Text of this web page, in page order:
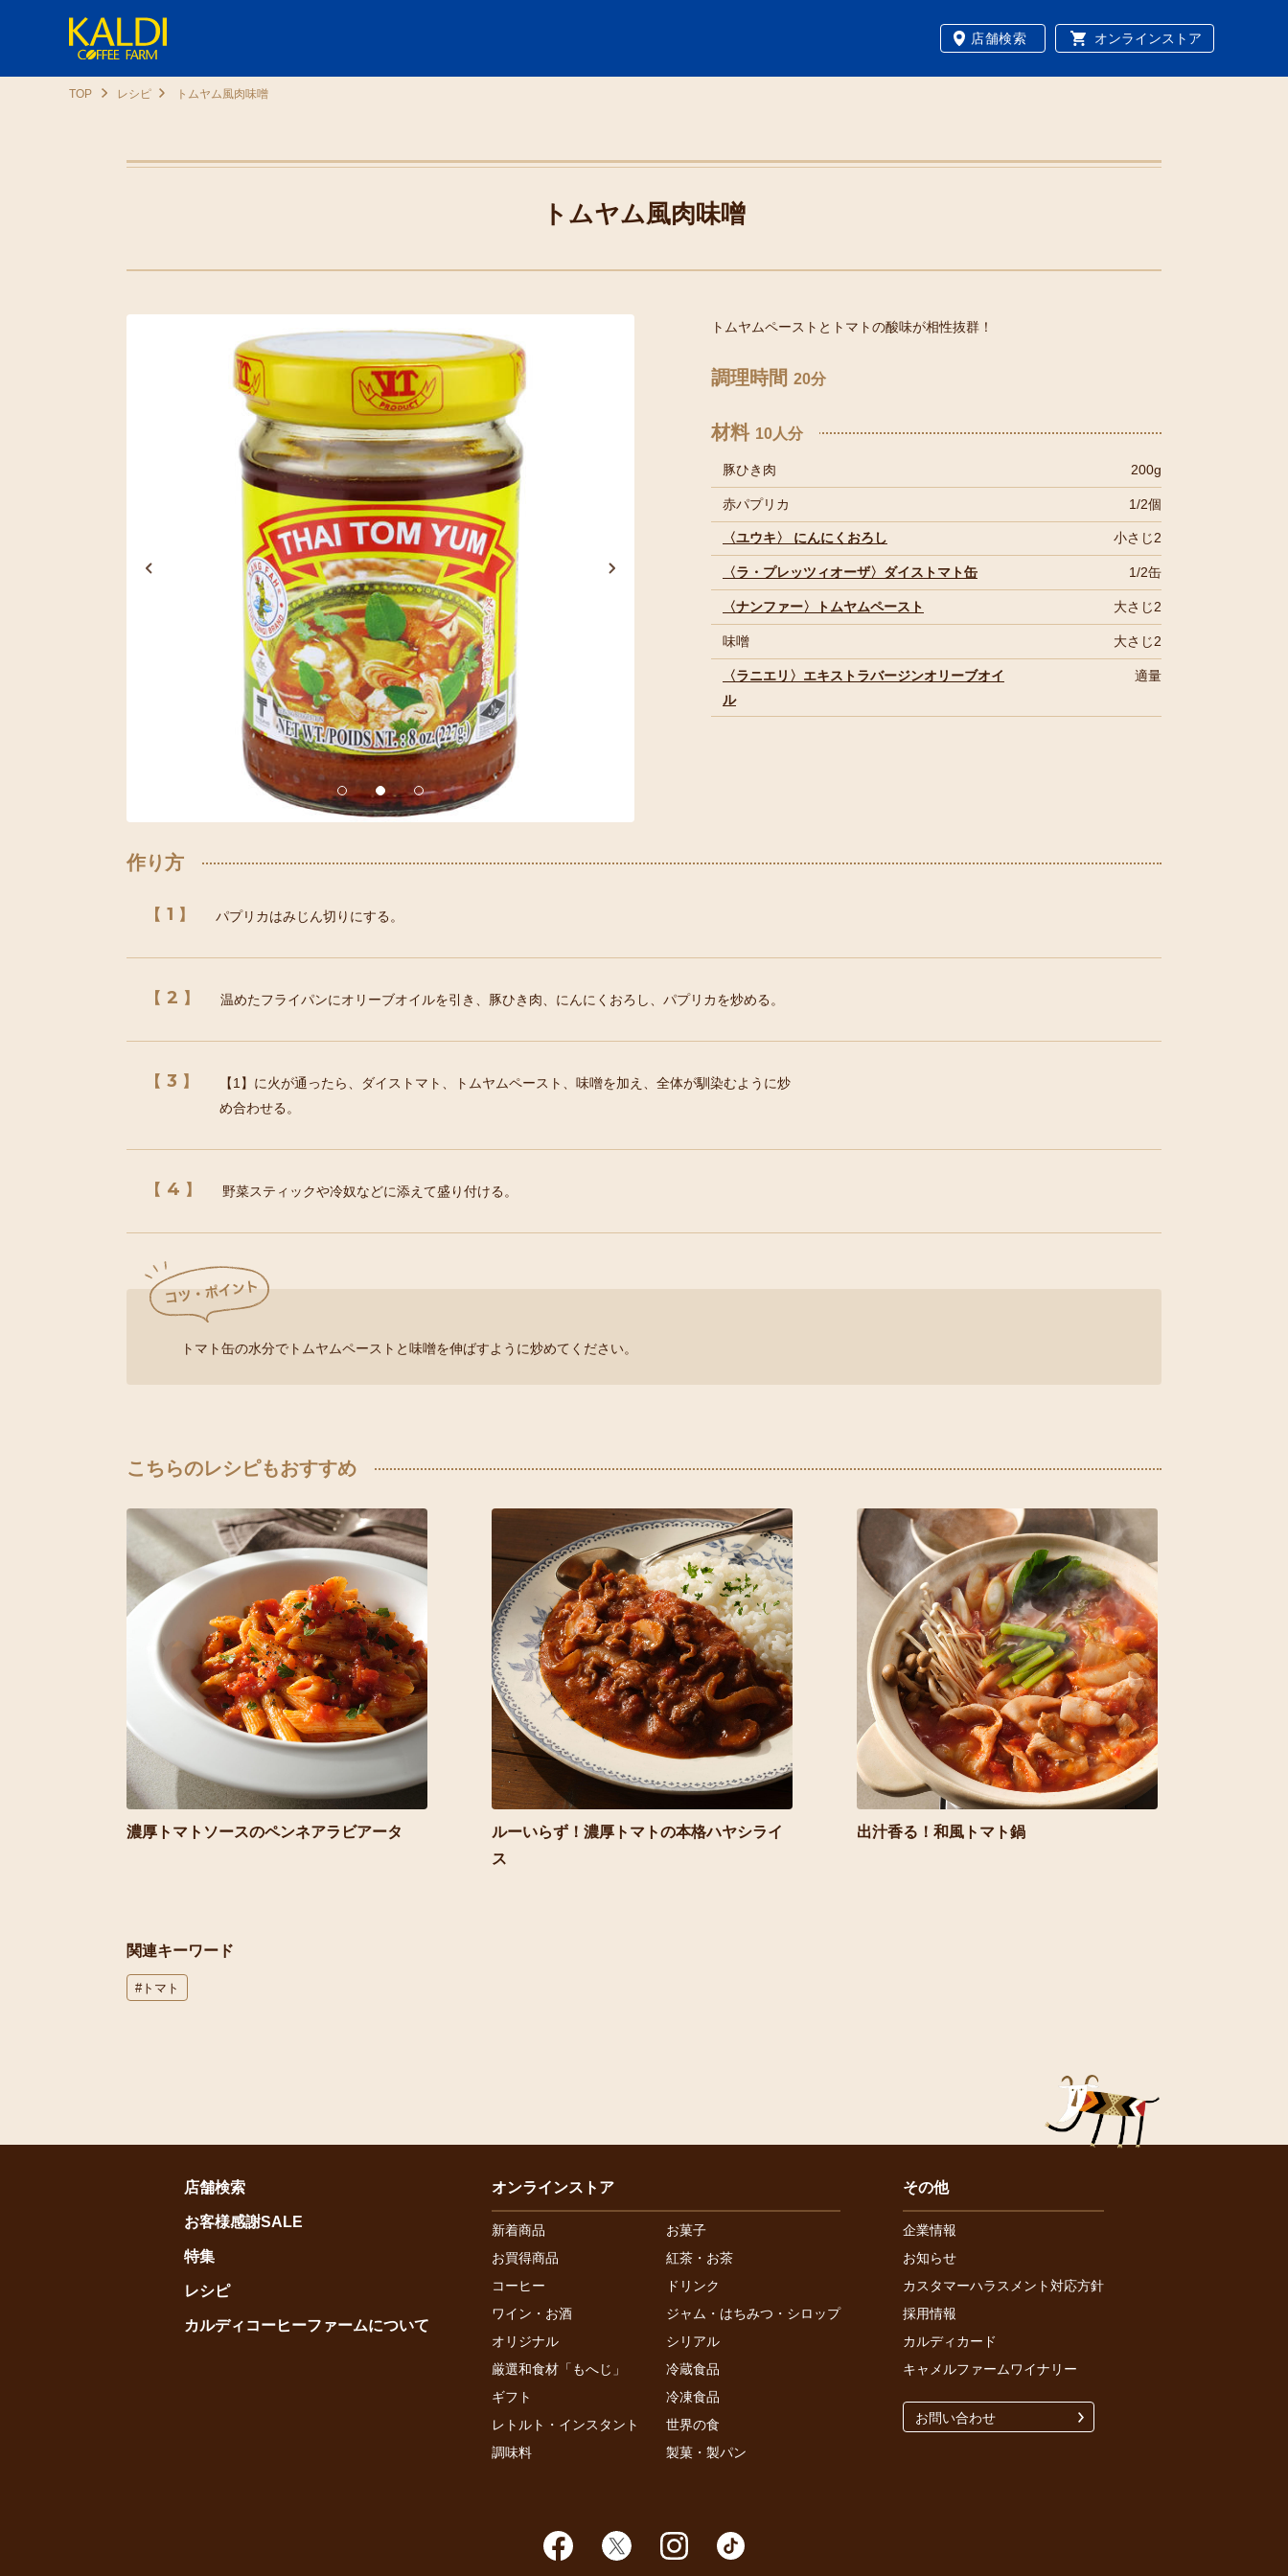
店舗検索 オンラインストア
TOP レシピ トムヤム風肉味噌
トムヤム風肉味噌
トムヤムペーストとトマトの酸味が相性抜群！
調理時間 20分
材料 10人分
豚ひき肉 200g
赤パプリカ 1/2個
〈ユウキ〉 にんにくおろし 小さじ2
〈ラ・プレッツィオーザ〉ダイストマト缶 1/2缶
〈ナンファー〉トムヤムペースト 大さじ2
味噌 大さじ2
〈ラニエリ〉エキストラバージンオリーブオイ
ル
適量
作り方
1 パプリカはみじん切りにする。
2 温めたフライパンにオリーブオイルを引き、豚ひき肉、にんにくおろし、パプリカを炒める。
3
【1】に火が通ったら、ダイストマト、トムヤムペースト、味噌を加え、全体が馴染むように炒
め合わせる。
4 野菜スティックや冷奴などに添えて盛り付ける。
トマト缶の水分でトムヤムペーストと味噌を伸ばすように炒めてください。
こちらのレシピもおすすめ
濃厚トマトソースのペンネアラビアータ
ルーいらず！濃厚トマトの本格ハヤシライ
ス
出汁香る！和風トマト鍋
関連キーワード
#トマト
店舗検索
お客様感謝SALE
特集
レシピ
カルディコーヒーファームについて
オンラインストア
新着商品
お菓子
お買得商品
紅茶・お茶
コーヒー
ドリンク
ワイン・お酒
ジャム・はちみつ・シロップ
オリジナル
シリアル
厳選和食材「もへじ」
冷蔵食品
ギフト
冷凍食品
レトルト・インスタント
世界の食
調味料
製菓・製パン
その他
企業情報
お知らせ
カスタマーハラスメント対応方針
採用情報
カルディカード
キャメルファームワイナリー
お問い合わせ